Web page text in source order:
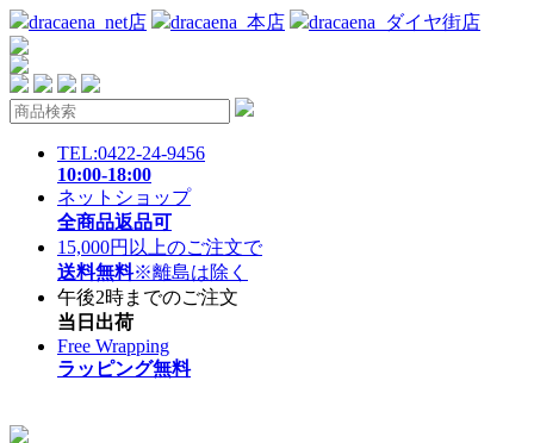
dracaena_net店 dracaena_本店 dracaena_ダイヤ街店
TEL:0422-24-9456
10:00-18:00
ネットショップ
全商品返品可
15,000円以上のご注文で
送料無料※離島は除く
午後2時までのご注文
当日出荷
Free Wrapping
ラッピング無料